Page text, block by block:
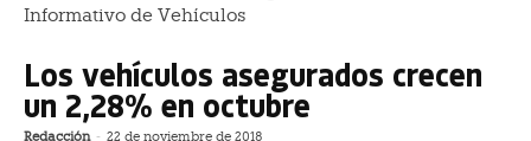
Informativo de Vehículos
Los vehículos asegurados crecen
un 2,28% en octubre
Redacción - 22 de noviembre de 2018